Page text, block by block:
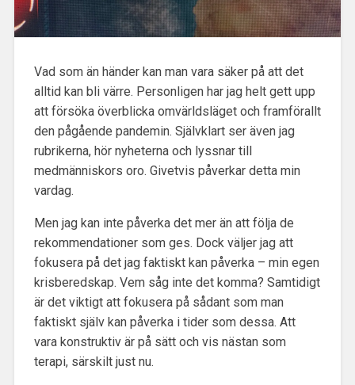
Vad som än händer kan man vara säker på att det
alltid kan bli värre. Personligen har jag helt gett upp
att försöka överblicka omvärldsläget och framförallt
den pågående pandemin. Självklart ser även jag
rubrikerna, hör nyheterna och lyssnar till
medmänniskors oro. Givetvis påverkar detta min
vardag.
Men jag kan inte påverka det mer än att följa de
rekommendationer som ges. Dock väljer jag att
fokusera på det jag faktiskt kan påverka – min egen
krisberedskap. Vem såg inte det komma? Samtidigt
är det viktigt att fokusera på sådant som man
faktiskt själv kan påverka i tider som dessa. Att
vara konstruktiv är på sätt och vis nästan som
terapi, särskilt just nu.